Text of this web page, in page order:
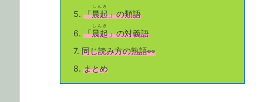
5. 「晨起
しんき
」の類語
6. 「晨起
しんき
」の対義語
7. 同じ読み方の熟語👀
8. まとめ